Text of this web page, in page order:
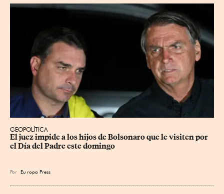
GEOPOLÍTICA
El juez impide a los hijos de Bolsonaro que le visiten por
el Día del Padre este domingo
Por Eu ropa Press